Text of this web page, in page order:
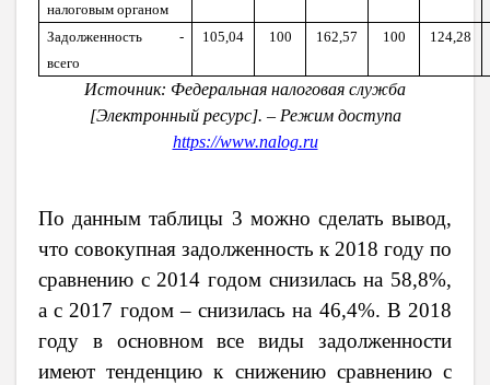
налоговым органом
Задолженность -
всего
105,04 100 162,57 100 124,28
Источник: Федеральная налоговая служба
[Электронный ресурс]. – Режим доступа
https://www.nalog.ru
По данным таблицы 3 можно сделать вывод,
что совокупная задолженность к 2018 году по
сравнению с 2014 годом снизилась на 58,8%,
а с 2017 годом – снизилась на 46,4%. В 2018
году в основном все виды задолженности
имеют тенденцию к снижению сравнению с